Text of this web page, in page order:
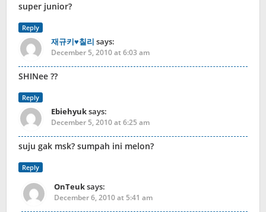
super junior?
Reply
재규키♥칠리 says:
December 5, 2010 at 6:03 am
SHINee ??
Reply
Ebiehyuksays:
December 5, 2010 at 6:25 am
suju gak msk? sumpah ini melon?
Reply
OnTeuksays:
December 6, 2010 at 5:41 am